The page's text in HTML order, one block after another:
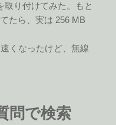
取り付けてみた。もと
たら、実は 256 MB
くなったけど、無線
問で検索